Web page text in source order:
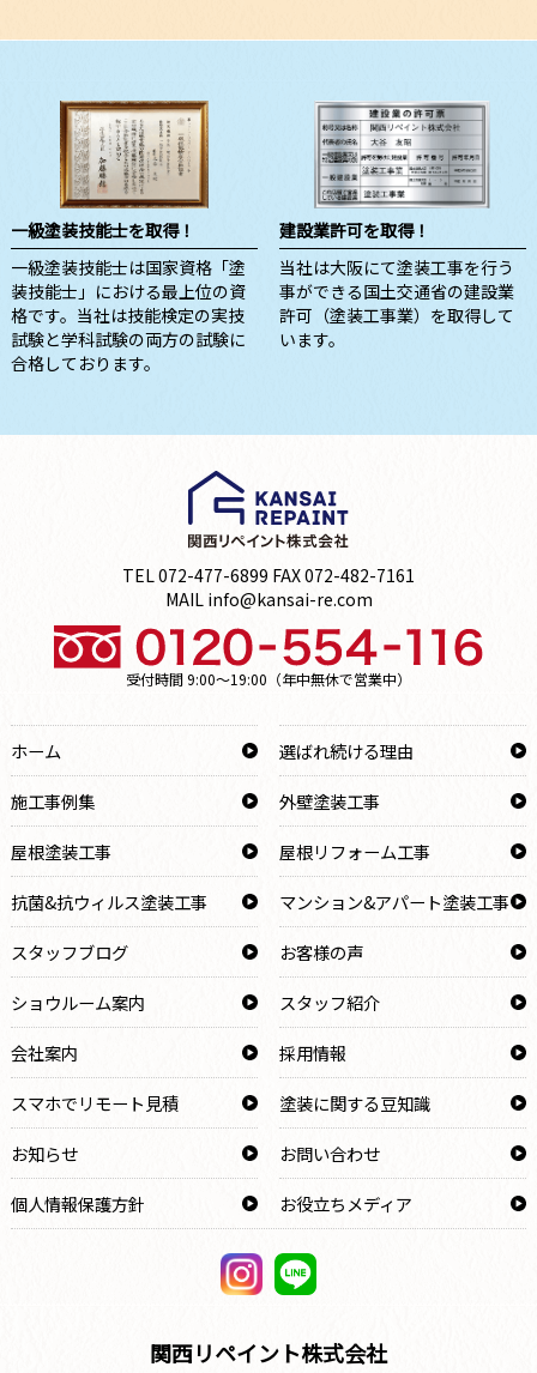
一級塗装技能士を取得！
一級塗装技能士は国家資格「塗
装技能士」における最上位の資
格です。当社は技能検定の実技
試験と学科試験の両方の試験に
合格しております。
建設業許可を取得！
当社は大阪にて塗装工事を行う
事ができる国土交通省の建設業
許可（塗装工事業）を取得して
います。
TEL 072-477-6899 FAX 072-482-7161
MAIL info@kansai-re.com
受付時間 9:00～19:00（年中無休で営業中）
ホーム
選ばれ続ける理由
施工事例集
外壁塗装工事
屋根塗装工事
屋根リフォーム工事
抗菌&抗ウィルス塗装工事
マンション&アパート塗装工事
スタッフブログ
お客様の声
ショウルーム案内
スタッフ紹介
会社案内
採用情報
スマホでリモート見積
塗装に関する豆知識
お知らせ
お問い合わせ
個人情報保護方針
お役立ちメディア
関西リペイント株式会社